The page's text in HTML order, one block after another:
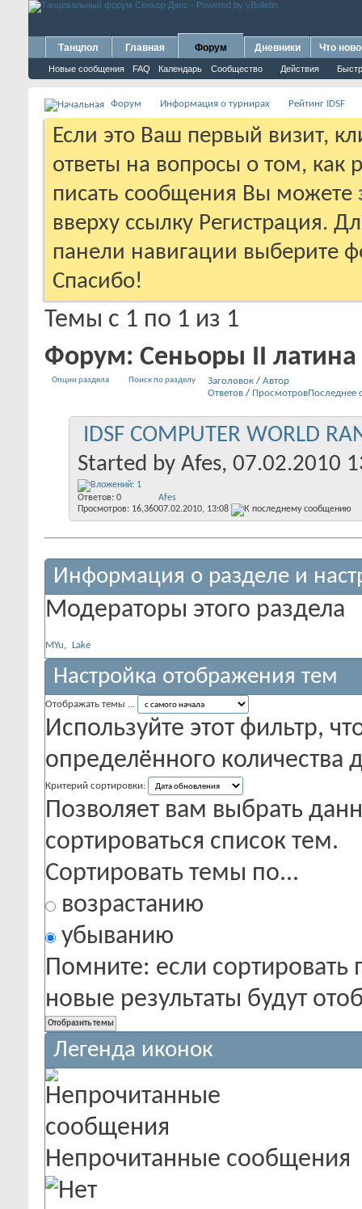
Танцпол Главная Форум
Новые сообщения FAQ Календарь Сообщество Действия
Дневники Что
Форум Информация о турнирах Рейтинг IDSF
Если это Ваш первый визит,
ответы на вопросы о том, как
писать сообщения Вы можете
вверху ссылку Регистрация.
панели навигации выберите
Спасибо!
Темы с 1 по 1 из 1
Форум: Сеньоры II латина
Опции раздела Поиск по разделу Заголовок / Автор
Ответов / ПросмотровПоследнее
IDSF COMPUTER WORLD
Started by Afes, 07.02.2010
Ответов: 0
Просмотров: 16,360
Afes
07.02.2010, 13:08
Информация о разделе и
Модераторы этого раздела
MYu Lake
Настройка отображения тем
Отображать темы ...
Используйте этот фильтр,
определённого количества
Критерий сортировки:
Позволяет вам выбрать
сортироваться список тем.
Сортировать темы по...
возрастанию
убыванию
Помните: если
новые результаты будут
Легенда иконок
Непрочитанные сообщения